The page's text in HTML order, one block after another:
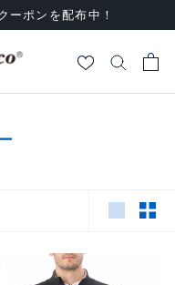
ーポンを配布中！